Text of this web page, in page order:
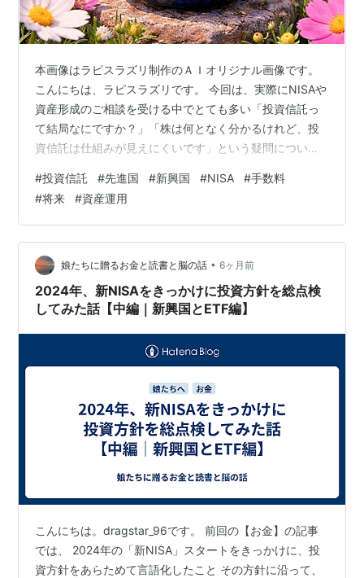
本画像はラピスラズリ制作のＡＩオリジナル画像です。
こんにちは、ラピスラズリです。 今回は、実際にNISAや
資産形成のご相談を受ける中でとても多い「投資信託っ
て結局なにですか？」「株は何となく分かるけれど、投
資信託は仕組みが見えにくいです」という疑問につい
では、表面上は「投資信託って、株とは何が違うんです
か？」「先進国とか新興国って書いてあるけど、国に投
資しているのですか？」というご質問をいただくことが
あります。 ですが、お話を深く伺っていくと、その背景
には「NISAを始めたいけれど、よく分からないまま買う
のは不安」「店舗で勧められた商品を、…
#投資信託 #先進国 #新興国 #NISA #手数料
#将来 #資産運用
娘たちに贈るお金と読書と脳の話 • 6ヶ月前
2024年、新NISAをきっかけに投資方針を総点検
してみた話【中編｜新興国とETF編】
こんにちは。dragstar_96です。 前回の【お金】の記事
では、 2024年の「新NISA」スタートをきっかけに、投
資方針をあらためて言語化したこと その方針に沿って、